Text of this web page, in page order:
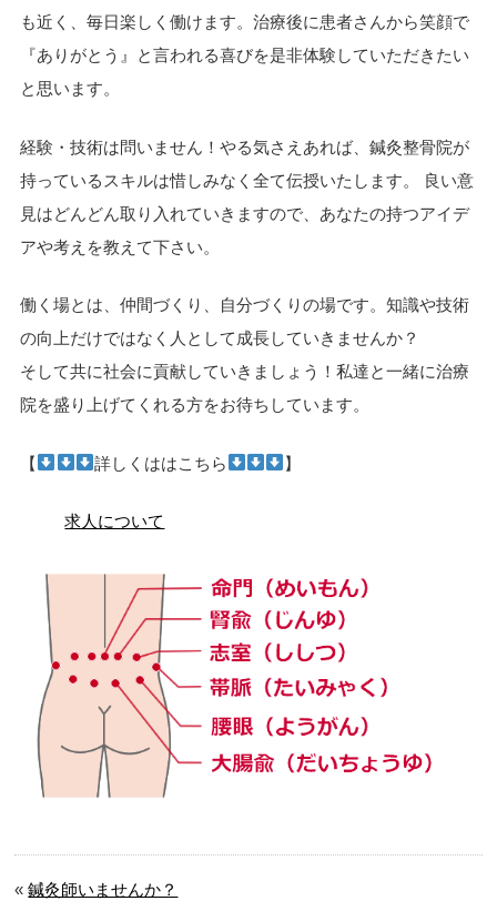
も近く、毎日楽しく働けます。治療後に患者さんから笑顔で
『ありがとう』と言われる喜びを是非体験していただきたい
と思います。
経験・技術は問いません！やる気さえあれば、鍼灸整骨院が
持っているスキルは惜しみなく全て伝授いたします。 良い意
見はどんどん取り入れていきますので、あなたの持つアイデ
アや考えを教えて下さい。
働く場とは、仲間づくり、自分づくりの場です。知識や技術
の向上だけではなく人として成長していきませんか？
そして共に社会に貢献していきましょう！私達と一緒に治療
院を盛り上げてくれる方をお待ちしています。
【 詳しくははこちら 】
求人について
«鍼灸師いませんか？